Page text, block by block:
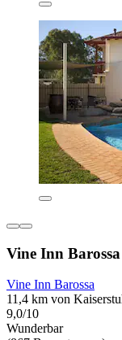
Vine Inn Barossa
Vine Inn Barossa
11,4 km von
9,0/10
Wunderbar